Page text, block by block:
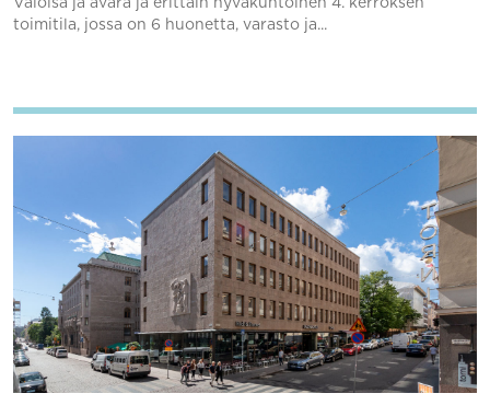
Valoisa ja avara ja erittäin hyväkuntoinen 4. kerroksen
toimitila, jossa on 6 huonetta, varasto ja...